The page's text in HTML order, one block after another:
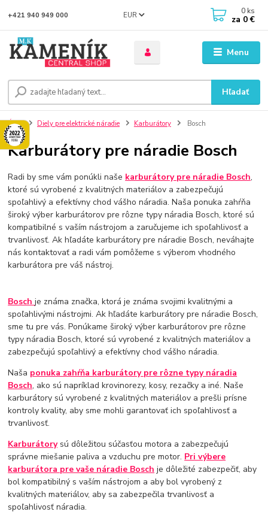
Menu
EUR
Hľadať
+421 940 949 000 0 ks
za 0 €
Úvod Diely pre elektrické náradie Karburátory Bosch
Karburátory pre náradie Bosch
Radi by sme vám ponúkli naše karburátory pre náradie Bosch,
ktoré sú vyrobené z kvalitných materiálov a zabezpečujú
spoľahlivý a efektívny chod vášho náradia. Naša ponuka zahŕňa
široký výber karburátorov pre rôzne typy náradia Bosch, ktoré sú
kompatibilné s vaším nástrojom a zaručujeme ich spoľahlivosť a
trvanlivosť. Ak hľadáte karburátory pre náradie Bosch, neváhajte
nás kontaktovať a radi vám pomôžeme s výberom vhodného
karburátora pre váš nástroj.
Boschje známa značka, ktorá je známa svojimi kvalitnými a
spoľahlivými nástrojmi. Ak hľadáte karburátory pre náradie Bosch,
sme tu pre vás. Ponúkame široký výber karburátorov pre rôzne
typy náradia Bosch, ktoré sú vyrobené z kvalitných materiálov a
zabezpečujú spoľahlivý a efektívny chod vášho náradia.
Naša ponuka zahŕňa karburátory pre rôzne typy náradia
Bosch, ako sú napríklad krovinorezy, kosy, rezačky a iné. Naše
karburátory sú vyrobené z kvalitných materiálov a prešli prísne
kontroly kvality, aby sme mohli garantovať ich spoľahlivosť a
trvanlivosť.
Karburátorysú dôležitou súčasťou motora a zabezpečujú
správne miešanie paliva a vzduchu pre motor. Pri výbere
karburátora pre vaše náradie Bosch je dôležité zabezpečiť, aby
bol kompatibilný s vaším nástrojom a aby bol vyrobený z
kvalitných materiálov, aby sa zabezpečila trvanlivosť a
spoľahlivosť náradia.